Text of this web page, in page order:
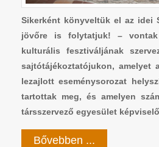
Sikerként könyveltük el az idei
jövőre is folytatjuk! – vontak
kulturális fesztiváljának
sajtótájékoztatójukon, amelyet
lezajlott eseménysorozat
tartottak meg, és amelyen
társszervező egyesület
Bővebben ...